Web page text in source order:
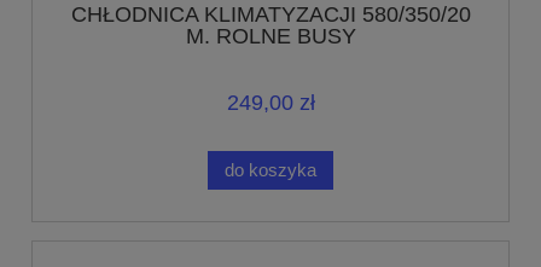
CHŁODNICA KLIMATYZACJI 580/350/20
M. ROLNE BUSY
249,00 zł
do koszyka